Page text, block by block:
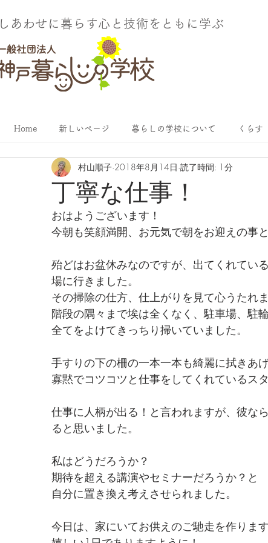
しあわせに暮らす​心と技術をともに学ぶ
Home 新しいページ 暮らしの学校について くらす
丁寧な仕事！
村山順子 2018年8月14日 読了時間: 1分
おはようございます！
今朝も笑顔満開、お元気で朝をお迎えの事と
殆どはお盆休みなのですが、出てくれてい
場に行きました。
その掃除の仕方、仕上がりを見て心うたれま
階段の隅々まで埃は全くなく、駐車場、駐
全てをよけてきっちり掃いていました。
手すりの下の柵の一本一本も綺麗に拭きあ
寡黙でコツコツと仕事をしてくれているス
仕事に人柄が出る！と言われますが、彼な
ると思いました。
私はどうだろうか？
期待を超える講演やセミナーだろうか？と
自分に置き換え考えさせられました。
今日は、家にいてお供えのご馳走を作ります